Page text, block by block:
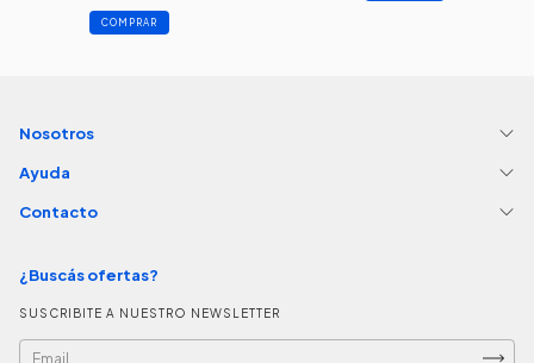
COMPRAR
Nosotros
Ayuda
Contacto
¿Buscás ofertas?
SUSCRIBITE A NUESTRO NEWSLETTER